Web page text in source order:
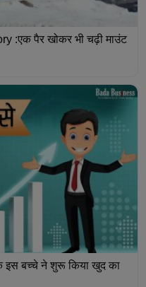
:एक पैर खोकर भी चढ़ी माउंट
बच्चे ने शुरू किया खुद का